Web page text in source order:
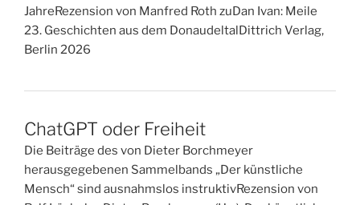
JahreRezension von Manfred Roth zuDan Ivan: Meile
23. Geschichten aus dem DonaudeltalDittrich Verlag,
Berlin 2026
ChatGPT oder Freiheit
Die Beiträge des von Dieter Borchmeyer
herausgegebenen Sammelbands „Der künstliche
Mensch“ sind ausnahmslos instruktivRezension von